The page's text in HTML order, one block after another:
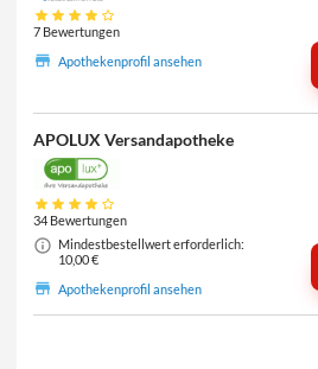
7 Bewertungen
Apothekenprofil ansehen
APOLUX Versandapotheke
34 Bewertungen
Mindestbestellwert erforderlich:
10,00 €
Apothekenprofil ansehen